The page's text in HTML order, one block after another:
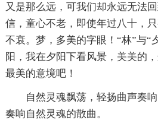
又是那么远，可我们却永远无法
信，童心不老，即使年过八十，
不衰。梦，多美的字眼！“林”与“
阳，我在夕阳下看风景，美美的
最美的意境吧！
自然灵魂飘荡，轻扬曲声奏
奏响自然灵魂的散曲。